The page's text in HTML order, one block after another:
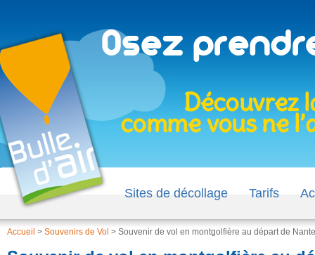
Sites de décollage Tarifs
Accueil > Souvenirs de Vol > Souvenir de vol en montgolfière au départ de